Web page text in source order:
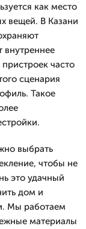
как место
вещей. В Казани
внутреннее
часто
сценария
Такое
выбрать
чтобы не
это удачный
дом и
Мы работаем
материалы